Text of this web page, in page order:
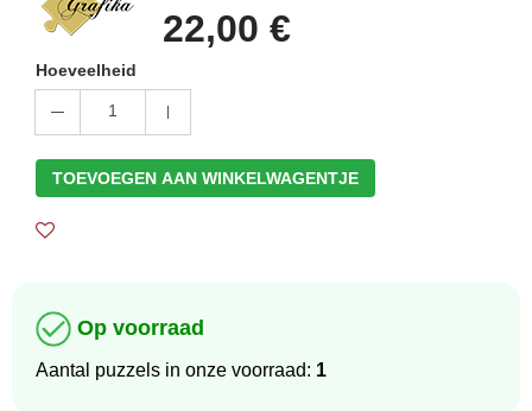
22,00 €
Hoeveelheid
1
TOEVOEGEN AAN WINKELWAGENTJE
Op voorraad
Aantal puzzels in onze voorraad: 1